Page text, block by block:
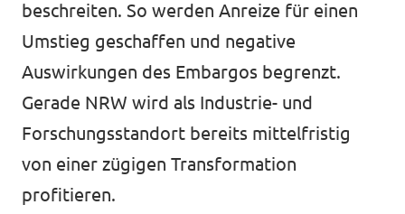
beschreiten. So werden Anreize für einen
Umstieg geschaffen und negative
Auswirkungen des Embargos begrenzt.
Gerade NRW wird als Industrie- und
Forschungsstandort bereits mittelfristig
von einer zügigen Transformation
profitieren.